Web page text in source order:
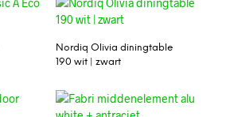
Nordiq Olivia diningtable
190 wit | zwart